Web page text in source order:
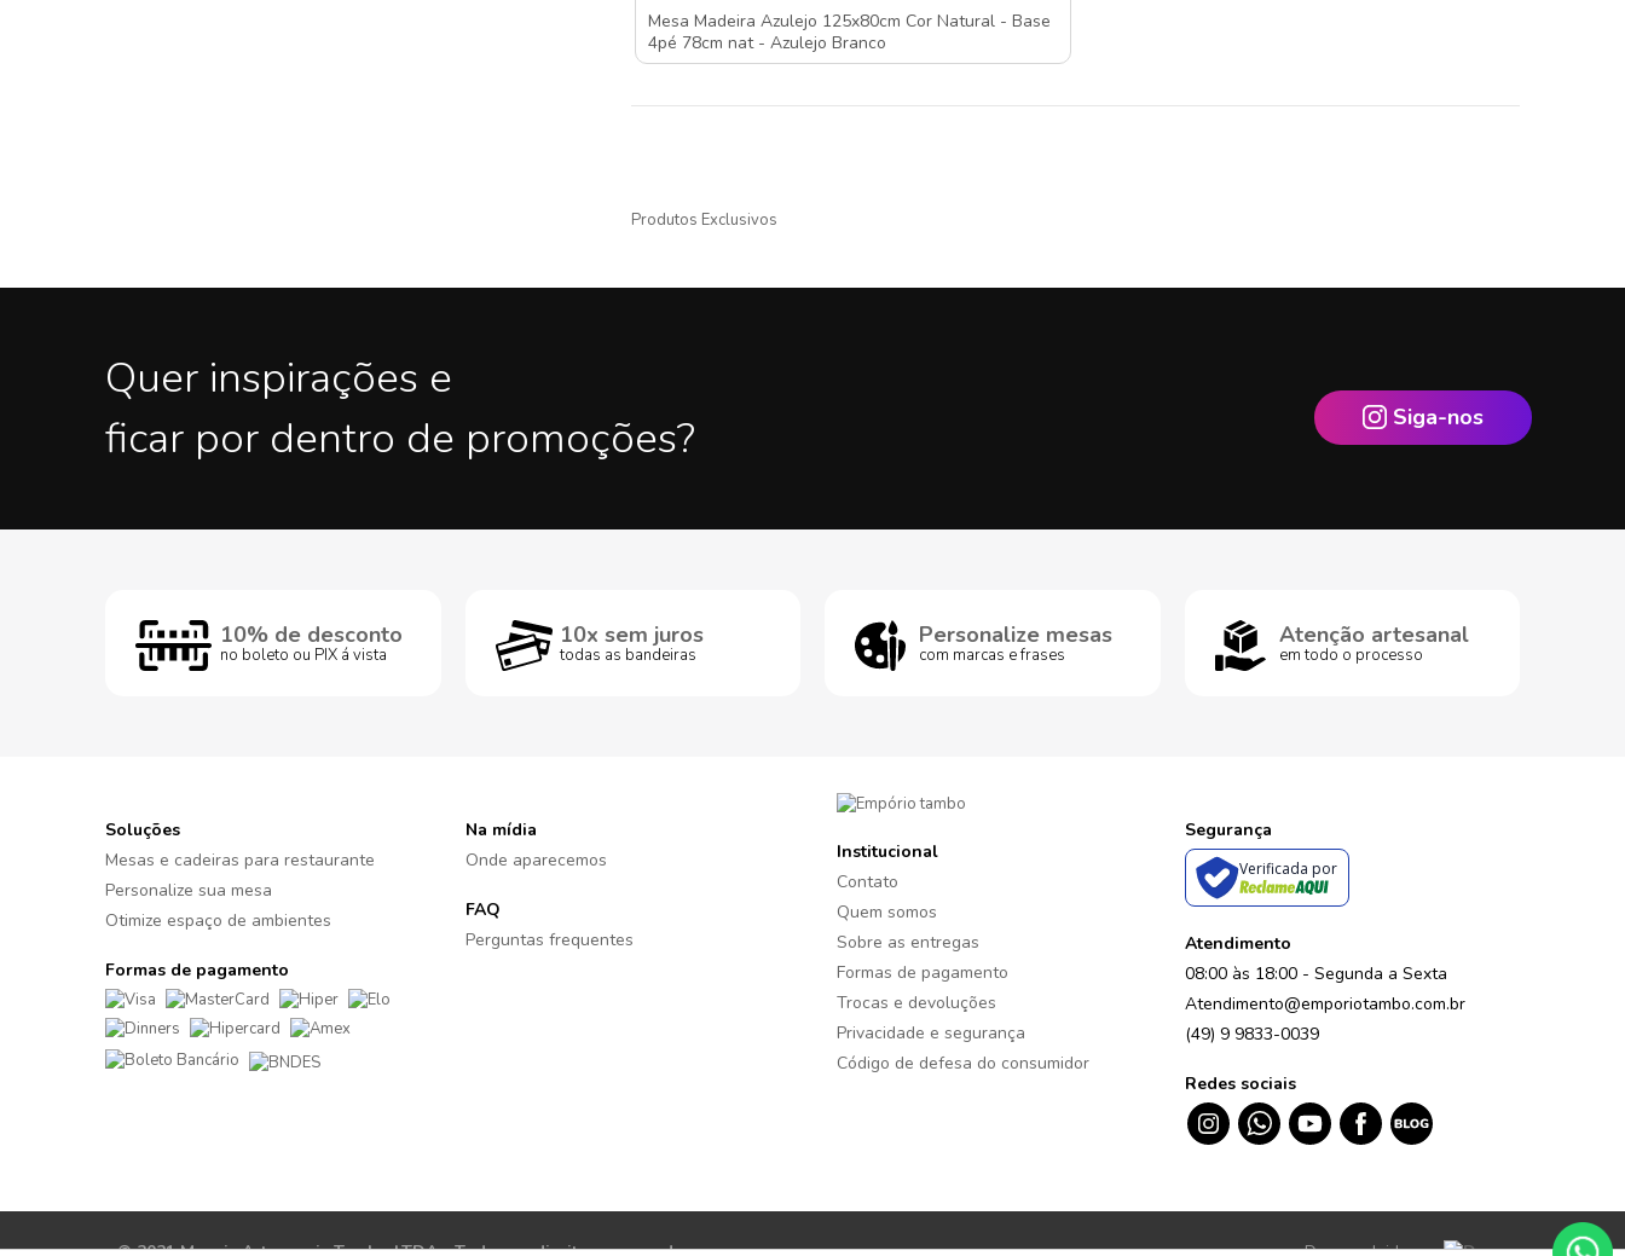
Mesa Madeira Azulejo 125x80cm Cor Natural - Base
4pé 78cm nat - Azulejo Branco
Produtos Exclusivos
Quer inspirações e
ficar por dentro de promoções?
Siga-nos
10% de desconto
no boleto ou PIX á vista
10x sem juros
todas as bandeiras
Personalize mesas
com marcas e frases
Atenção artesanal
em todo o processo
Soluções
Mesas e cadeiras para restaurante
Personalize sua mesa
Otimize espaço de ambientes
Formas de pagamento
Na mídia
Onde aparecemos
FAQ
Perguntas frequentes
Institucional
Contato
Quem somos
Sobre as entregas
Formas de pagamento
Trocas e devoluções
Privacidade e segurança
Código de defesa do consumidor
Segurança
Verificada por
Atendimento
08:00 às 18:00 - Segunda a Sexta
Atendimento@emporiotambo.com.br
(49) 9 9833-0039
Redes sociais
© 2021 Moveis Artesanais Tambo LTDA - Todos os direitos reservados. Desenvolvido por